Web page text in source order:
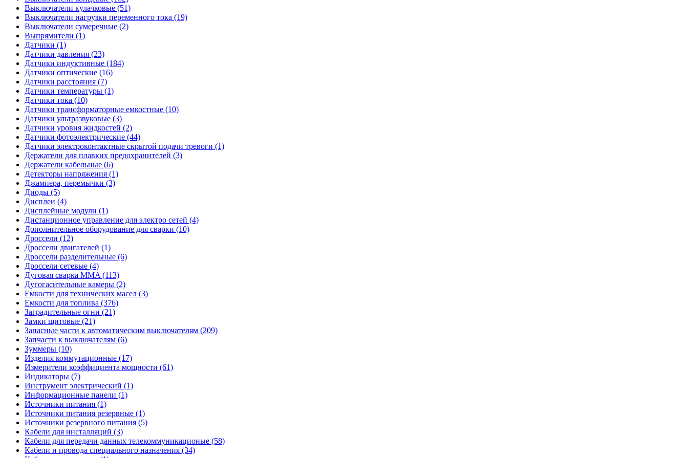
Выключатели кулачковые (51)
Выключатели нагрузки переменного тока (19)
Выключатели сумеречные (2)
Выпрямители (1)
Датчики (1)
Датчики давления (23)
Датчики индуктивные (184)
Датчики оптические (16)
Датчики расстояния (7)
Датчики температуры (1)
Датчики тока (10)
Датчики трансформаторные емкостные (10)
Датчики ультразвуковые (3)
Датчики уровня жидкостей (2)
Датчики фотоэлектрические (44)
Датчики электроконтактные скрытой подачи тревоги (1)
Держатели для плавких предохранителей (3)
Держатели кабельные (6)
Детекторы напряжения (1)
Джампера, перемычки (3)
Диоды (5)
Дисплеи (4)
Дисплейные модули (1)
Дистанционное управление для электро сетей (4)
Дополнительное оборудование для сварки (10)
Дроссели (12)
Дроссели двигателей (1)
Дроссели разделительные (6)
Дроссели сетевые (4)
Дуговая сварка MMA (113)
Дугогасительные камеры (2)
Емкости для технических масел (3)
Емкости для топлива (376)
Заградительные огни (21)
Замки щитовые (21)
Запасные части к автоматическим выключателям (209)
Запчасти к выключателям (6)
Зуммеры (10)
Изделия коммутационные (17)
Измерители коэффициента мощности (61)
Индикаторы (7)
Инструмент электрический (1)
Информационные панели (1)
Источники питания (1)
Источники питания резервные (1)
Источники резервного питания (5)
Кабели для инсталляций (3)
Кабели для передачи данных телекоммуникационые (58)
Кабели и провода специального назначения (34)